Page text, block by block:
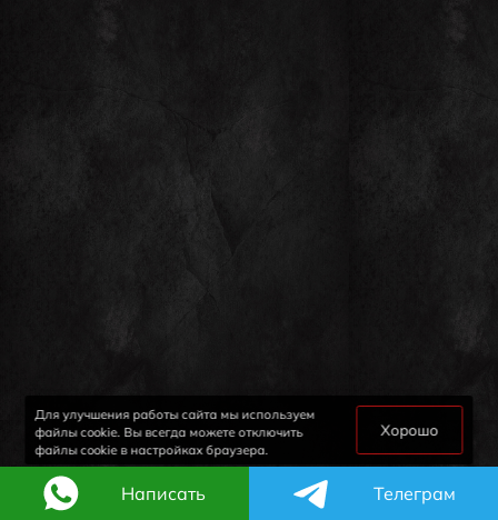
Для улучшения работы сайта мы используем
файлы cookie. Вы всегда можете отключить
файлы cookie в настройках браузера.
Хорошо
Написать Телеграм